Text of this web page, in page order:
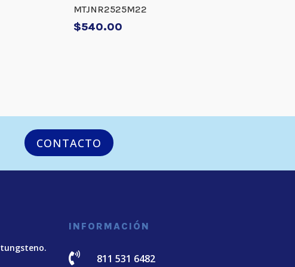
MTJNR2525M22
$540.00
CONTACTO
INFORMACIÓN
 811 531 6482